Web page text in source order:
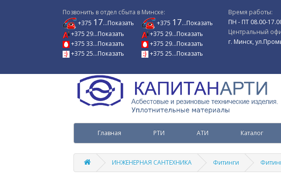
Позвонить в отдел сбыта в Минске:
+375 17...Показать
+375 29...Показать
+375 33...Показать
+375 25...Показать
+375 17...Показать
+375 29...Показать
+375 29...Показать
+375 25...Показать
Время работы:
ПН - ПТ 08.00-
Центральный
г. Минск,
Главная РТИ АТИ Каталог
ИНЖЕНЕРНАЯ САНТЕХНИКА Фитинги